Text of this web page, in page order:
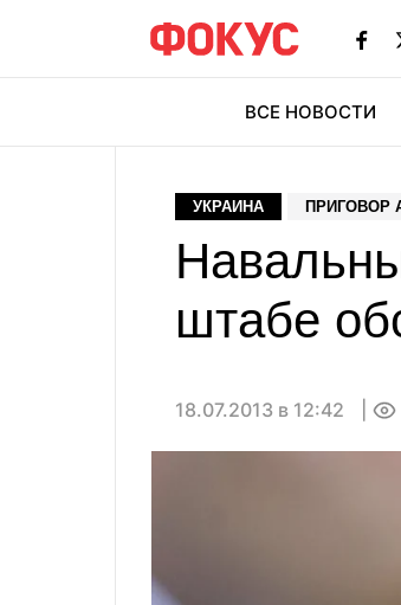
ВСЕ НОВОСТИ
УКРАИНА ПРИГОВОР
штабе
18.07.2013 в 12:42